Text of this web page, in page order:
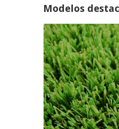
Modelos